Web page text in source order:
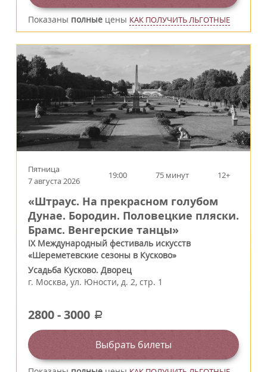
Показаны полные цены КАК ПОЛУЧИТЬ ЛЬГОТНЫЕ
Пятница
7 августа 2026
19:00 75 минут 12+
«Штраус. На прекрасном голубом
Дунае. Бородин. Половецкие пляски.
Брамс. Венгерские танцы»
IX Международный фестиваль искусств
«Шереметевские сезоны в Кусково»
Усадьба Кусково. Дворец
г. Москва, ул. Юности, д. 2, стр. 1
2800-3000 a
Выбрать билеты